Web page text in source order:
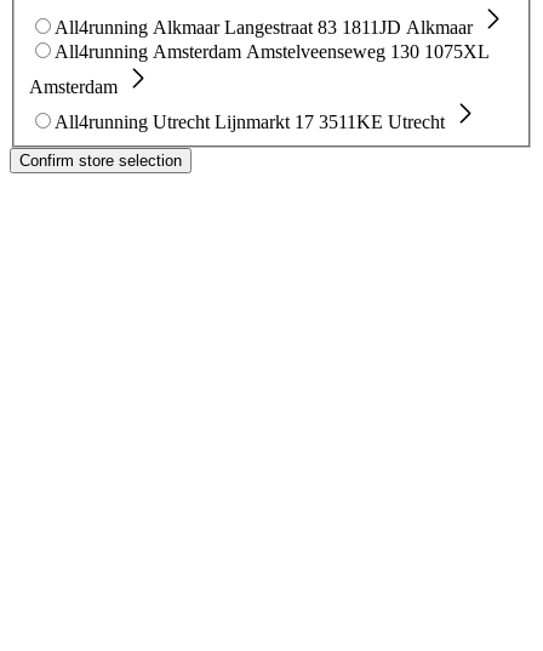
All4running Alkmaar Langestraat 83 1811JD Alkmaar
All4running Amsterdam Amstelveenseweg 130 1075XL
Amsterdam
All4running Utrecht Lijnmarkt 17 3511KE Utrecht
Confirm store selection